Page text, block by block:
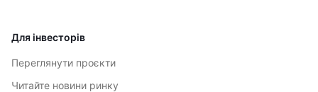
Для інвесторів
Переглянути проєкти
Читайте новини ринку